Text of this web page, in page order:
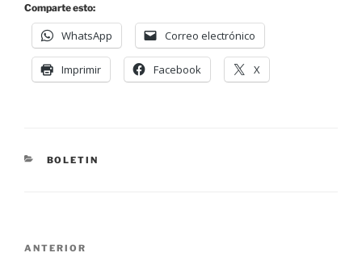
Comparte esto:
WhatsApp Correo electrónico
Imprimir Facebook X
BOLETIN
ANTERIOR